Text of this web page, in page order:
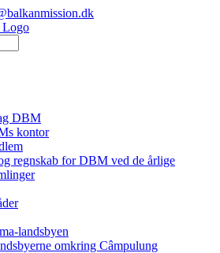
DBM
kontor
regnskab for DBM ved de årlige
landsbyen
omkring Câmpulung